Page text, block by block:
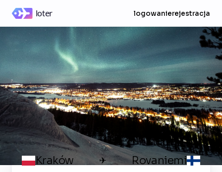
logowanierejestracja
Kraków ✈ Rovaniemi